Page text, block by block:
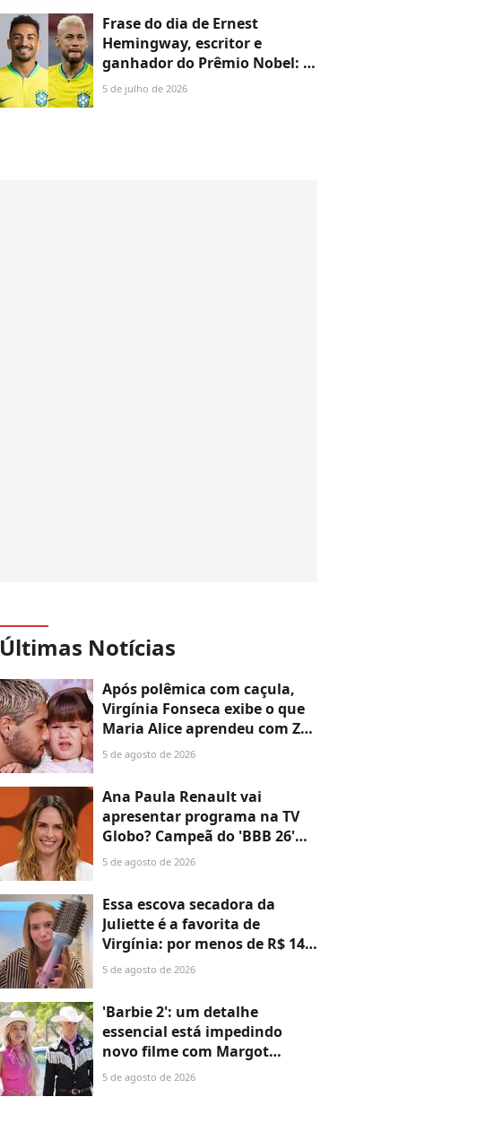
Frase do dia de Ernest
Hemingway, escritor e
ganhador do Prêmio Nobel: 'A
felicidade nas pessoas
5 de julho de 2026
Últimas Notícias
Após polêmica com caçula,
Virgínia Fonseca exibe o que
Maria Alice aprendeu com Zé
Felipe e se surpreende: 'Nossa
a...'
5 de agosto de 2026
Ana Paula Renault vai
apresentar programa na TV
Globo? Campeã do 'BBB 26'
falou sobre projetos: 'Podem
5 de agosto de 2026
Essa escova secadora da
Juliette é a favorita de
Virgínia: por menos de R$ 140,
ela 'dá pau' em muito secador
5 de agosto de 2026
'Barbie 2': um detalhe
essencial está impedindo
novo filme com Margot
Robbie e Ryan Gosling;
5 de agosto de 2026